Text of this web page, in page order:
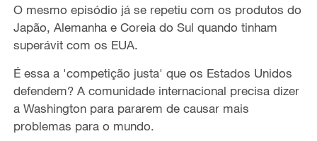
O mesmo episódio já se repetiu com os produtos do
Japão, Alemanha e Coreia do Sul quando tinham
superávit com os EUA.
É essa a 'competição justa' que os Estados Unidos
defendem? A comunidade internacional precisa dizer
a Washington para pararem de causar mais
problemas para o mundo.